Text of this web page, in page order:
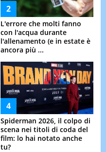
L'errore che molti fanno
con l'acqua durante
l'allenamento (e in estate è
ancora più ...
Spiderman 2026, il colpo di
scena nei titoli di coda del
film: lo hai notato anche
tu?